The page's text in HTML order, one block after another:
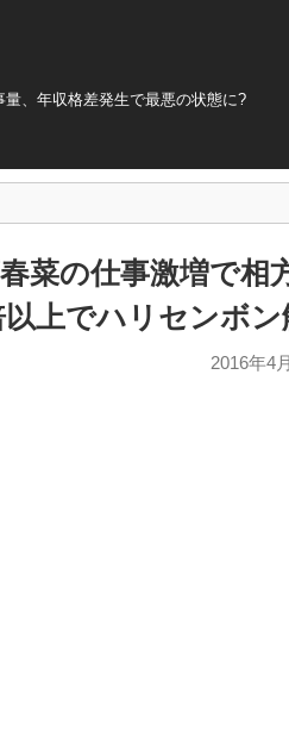
、年収格差発生で最悪の状態に?
菜の仕事激増で相
上でハリセンボ
2016年4